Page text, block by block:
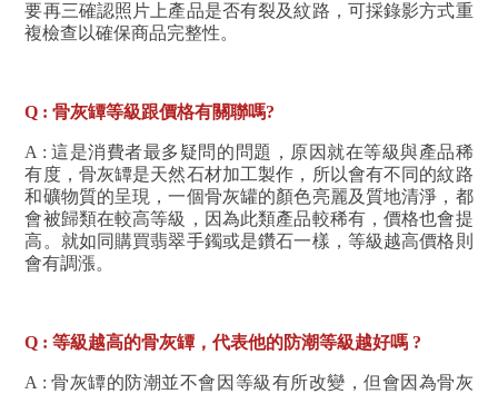
要再三確認照片上產品是否有裂及紋路，可採錄影方式重
複檢查以確保商品完整性。
Q : 骨灰罈等級跟價格有關聯嗎?
A : 這是消費者最多疑問的問題，原因就在等級與產品稀
有度，骨灰罈是天然石材加工製作，所以會有不同的紋路
和礦物質的呈現，一個骨灰罐的顏色亮麗及質地清淨，都
會被歸類在較高等級，因為此類產品較稀有，價格也會提
高。就如同購買翡翠手鐲或是鑽石一樣，等級越高價格則
會有調漲。
Q : 等級越高的骨灰罈，代表他的防潮等級越好嗎 ?
A : 骨灰罈的防潮並不會因等級有所改變，但會因為骨灰